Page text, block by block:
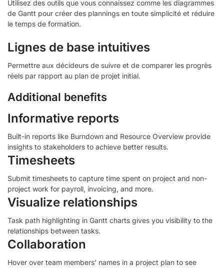
Utilisez des outils que vous connaissez comme les diagrammes
de Gantt pour créer des plannings en toute simplicité et réduire
le temps de formation.
Lignes de base intuitives
Permettre aux décideurs de suivre et de comparer les progrès
réels par rapport au plan de projet initial.
Additional benefits
Informative reports
Built-in reports like Burndown and Resource Overview provide
insights to stakeholders to achieve better results.
Timesheets
Submit timesheets to capture time spent on project and non-
project work for payroll, invoicing, and more.
Visualize relationships
Task path highlighting in Gantt charts gives you visibility to the
relationships between tasks.
Collaboration
Hover over team members’ names in a project plan to see